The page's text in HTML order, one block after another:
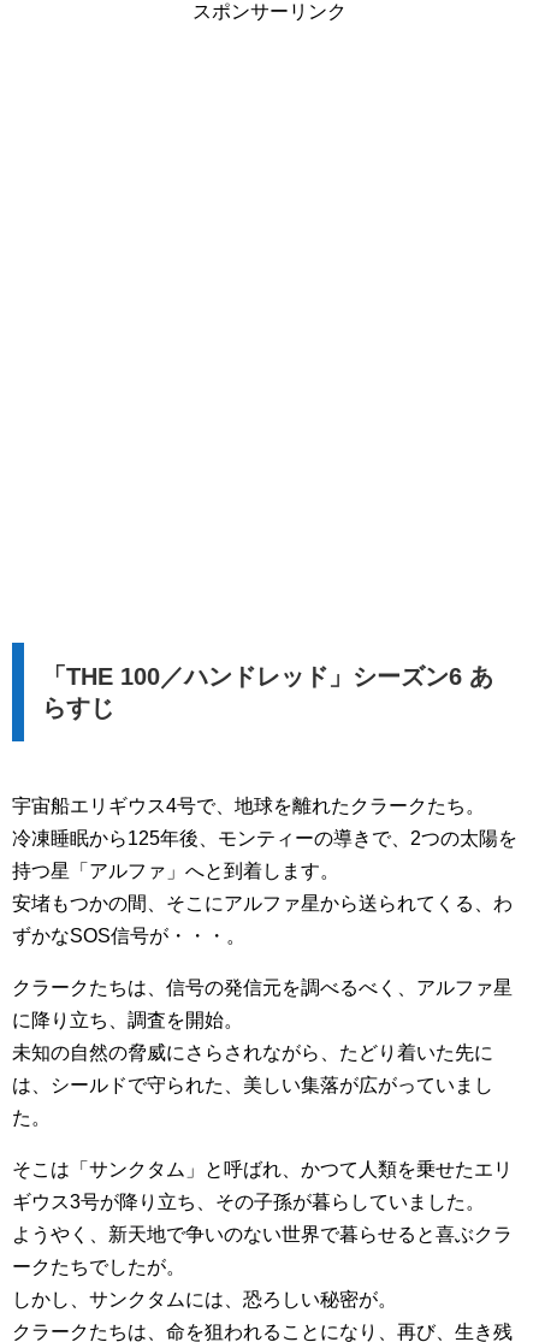
スポンサーリンク
「THE 100／ハンドレッド」シーズン6 あ
らすじ
宇宙船エリギウス4号で、地球を離れたクラークたち。
冷凍睡眠から125年後、モンティーの導きで、2つの太陽を
持つ星「アルファ」へと到着します。
安堵もつかの間、そこにアルファ星から送られてくる、わ
ずかなSOS信号が・・・。
クラークたちは、信号の発信元を調べるべく、アルファ星
に降り立ち、調査を開始。
未知の自然の脅威にさらされながら、たどり着いた先に
は、シールドで守られた、美しい集落が広がっていまし
た。
そこは「サンクタム」と呼ばれ、かつて人類を乗せたエリ
ギウス3号が降り立ち、その子孫が暮らしていました。
ようやく、新天地で争いのない世界で暮らせると喜ぶクラ
ークたちでしたが。
しかし、サンクタムには、恐ろしい秘密が。
クラークたちは、命を狙われることになり、再び、生き残